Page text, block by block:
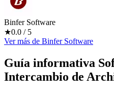
Binfer Software
★0.0 / 5
Ver más de Binfer Software
Guía informativa
Intercambio de